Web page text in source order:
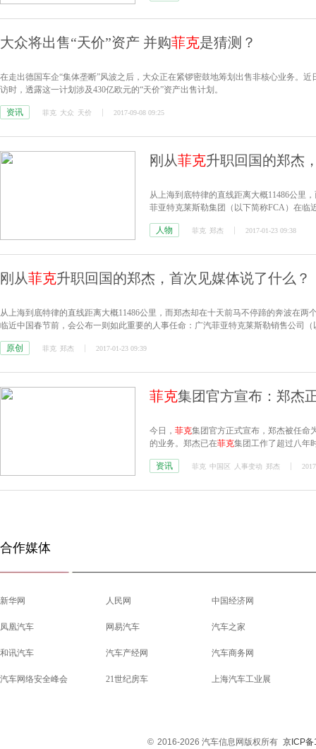
大众将出售“天价”资产 并购菲克是猜测？
在走出德国车企“集体垄断”风波之后，大众正在紧锣密鼓地筹划出售非核心业务。
访时，透露这一计划涉及430亿欧元的“天价”资产出售计划。
资讯 菲克 大众 天价 2017-09-08 09:25
刚从菲克升职回国的郑杰
从上海到底特律的直线距离大概11486公里
菲亚特克莱斯勒集团（以下简称FCA）在临
业务。
人物 菲克 郑杰 2017-01-23 09:38
刚从菲克升职回国的郑杰，首次见媒体说了什么？
从上海到底特律的直线距离大概11486公里，而郑杰却在十天前马不停蹄的奔波在
临近中国春节前，会公布一则如此重要的人事任命：广汽菲亚特克莱斯勒销售公司（
原创
菲克 郑杰 2017-01-23 09:39
菲克集团官方宣布：郑杰
今日， 菲克集团官方正式宣布，郑杰被任命
的业务。郑杰已在菲克集团工作了超过八年
资讯
菲克 中国区 人事变动 郑杰
合作媒体
新华网 人民网 中国经济网
凤凰汽车 网易汽车 汽车之家
和讯汽车 汽车产经网 汽车商务网
汽车网络安全峰会 21世纪房车 上海汽车工业展
© 2016-2026 汽车信息网版权所有 京ICP